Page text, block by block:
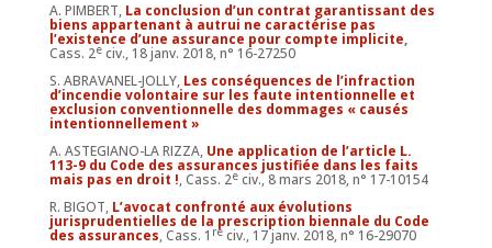
A. PIMBERT,La conclusion d’un contrat garantissant des
biens appartenant à autrui ne caractérise pas
l’existence d’une assurance pour compte implicite,
Cass. 2eciv., 18 janv. 2018, n° 16-27250
S. ABRAVANEL-JOLLY, Les conséquences de l’infraction
d’incendie volontaire sur les faute intentionnelle et
exclusion conventionnelle des dommages « causés
intentionnellement »
A. ASTEGIANO-LA RIZZA, Une application de l’article L.
113-9 du Code des assurances justifiée dans les faits
mais pas en droit !, Cass. 2eciv., 8 mars 2018, n° 17-10154
R. BIGOT, L’avocat confronté aux évolutions
jurisprudentielles de la prescription biennale du Code
des assurances, Cass. 1 reciv., 17 janv. 2018, n° 16-29070